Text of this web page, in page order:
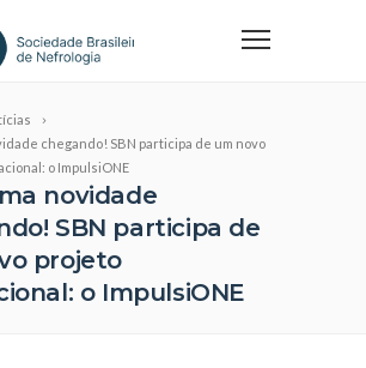
chegando! SBN participa de um novo
o ImpulsiONE
novidade
SBN participa de
projeto
o ImpulsiONE